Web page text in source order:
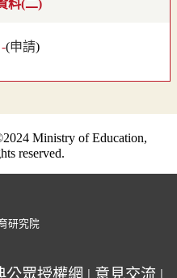
料(二)
(申請)
Ministry of Education,
reserved.
公眾授權網 | 意見交流 |